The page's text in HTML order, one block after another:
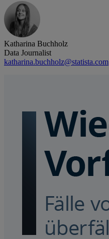
Katharina Buchholz
Data Journalist
katharina.buchholz@statista.com